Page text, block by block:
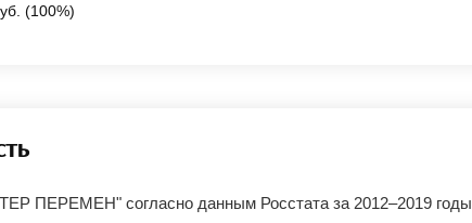
(100%)
ПЕРЕМЕН" согласно данным Росстата за 2012–2019 годы